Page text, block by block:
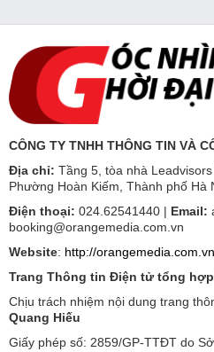
CÔNG TY TNHH THÔNG TIN VÀ
Địa chỉ: Tầng 5, tòa nhà
Phường Hoàn Kiếm, Thành phố Hà
Điện thoại: 024.62541440 | Email:
booking@orangemedia.com.vn
Website: http://orangemedia.com.vn
Trang Thông tin Điện tử tổng
Chịu trách nhiệm nội dung trang
Quang Hiếu
Giấy phép số: 2859/GP-TTĐT do